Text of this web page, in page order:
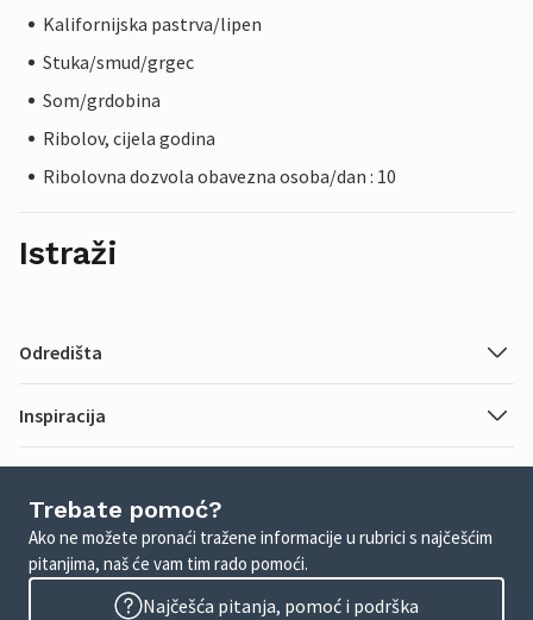
Kalifornijska pastrva/lipen
Stuka/smud/grgec
Som/grdobina
Ribolov, cijela godina
Ribolovna dozvola obavezna osoba/dan : 10
Istraži
Odredišta
Inspiracija
Trebate pomoć?
Ako ne možete pronaći tražene informacije u rubrici s najčešćim
pitanjima, naš će vam tim rado pomoći.
Najčešća pitanja, pomoć i podrška